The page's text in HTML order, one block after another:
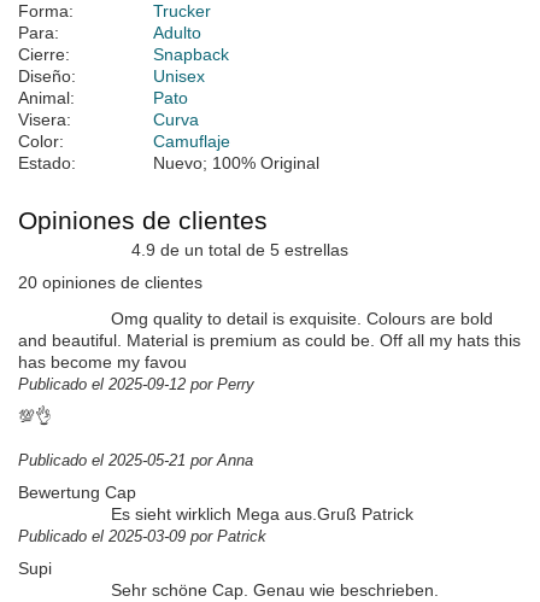
Forma:
Trucker
Para:
Adulto
Cierre:
Snapback
Diseño:
Unisex
Animal:
Pato
Visera:
Curva
Color:
Camuflaje
Estado:
Nuevo; 100% Original
Opiniones de clientes
4.9 de un total de 5 estrellas
20 opiniones de clientes
Omg quality to detail is exquisite. Colours are bold
and beautiful. Material is premium as could be. Off all my hats this
has become my favou
Publicado el 2025-09-12 por Perry
💯👌
Publicado el 2025-05-21 por Anna
Bewertung Cap
Es sieht wirklich Mega aus.Gruß Patrick
Publicado el 2025-03-09 por Patrick
Supi
Sehr schöne Cap. Genau wie beschrieben.